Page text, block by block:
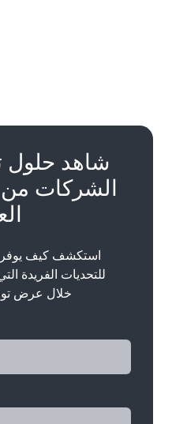
شاهد حلول
استكشف كيف يوفر
للتحديات الفريدة
خلال عرض